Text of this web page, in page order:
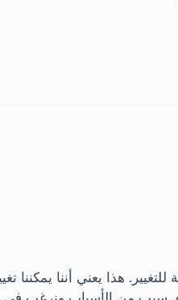
هذا يعني أننا يمكننا